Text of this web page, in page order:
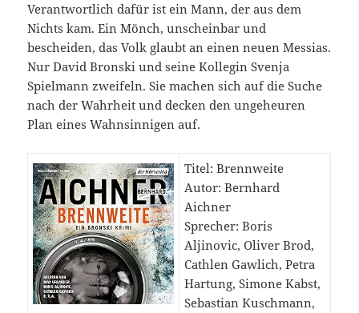
Verantwortlich dafür ist ein Mann, der aus dem
Nichts kam. Ein Mönch, unscheinbar und
bescheiden, das Volk glaubt an einen neuen Messias.
Nur David Bronski und seine Kollegin Svenja
Spielmann zweifeln. Sie machen sich auf die Suche
nach der Wahrheit und decken den ungeheuren
Plan eines Wahnsinnigen auf.
Titel: Brennweite
Autor: Bernhard
Aichner
Sprecher: Boris
Aljinovic, Oliver Brod,
Cathlen Gawlich, Petra
Hartung, Simone Kabst,
Sebastian Kuschmann,